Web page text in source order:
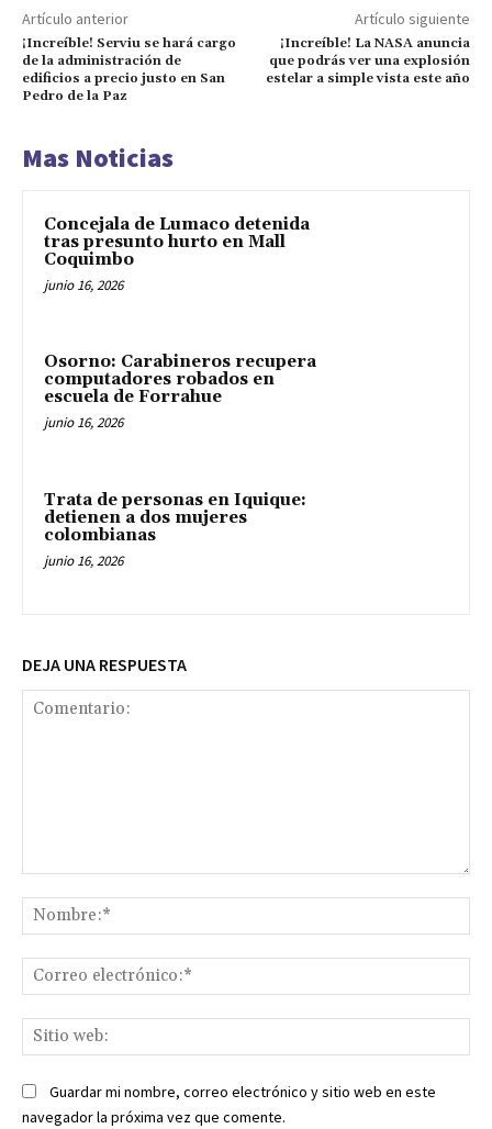
Artículo anterior
¡Increíble! Serviu se hará cargo
de la administración de
edificios a precio justo en San
Pedro de la Paz
Artículo siguiente
¡Increíble! La NASA anuncia
que podrás ver una explosión
estelar a simple vista este año
Mas Noticias
Concejala de Lumaco detenida
tras presunto hurto en Mall
Coquimbo
junio 16, 2026
Osorno: Carabineros recupera
computadores robados en
escuela de Forrahue
junio 16, 2026
Trata de personas en Iquique:
detienen a dos mujeres
colombianas
junio 16, 2026
DEJA UNA RESPUESTA
Guardar mi nombre, correo electrónico y sitio web en este
navegador la próxima vez que comente.